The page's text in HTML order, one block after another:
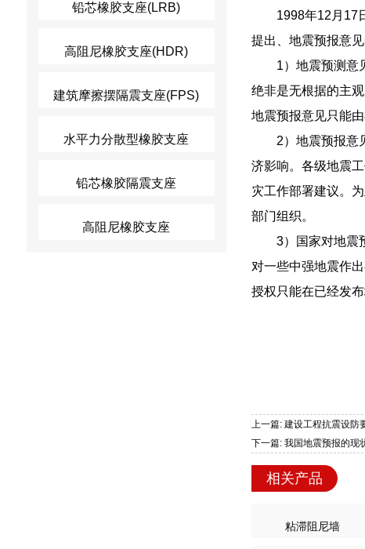
铅芯橡胶支座(LRB)
高阻尼橡胶支座(HDR)
建筑摩擦摆隔震支座(FPS)
水平力分散型橡胶支座
铅芯橡胶隔震支座
高阻尼橡胶支座
1998年12月17
提出、地震预报意
1）地震预测意
绝非是无根据的主
地震预报意见只能
2）地震预报意
济影响。各级地震
灾工作部署建议。
部门组织。
3）国家对地震
对一些中强地震作
授权只能在已经发
上一篇: 建设工程抗震设防
下一篇: 我国地震预报的现
相关产品
粘滞阻尼墙